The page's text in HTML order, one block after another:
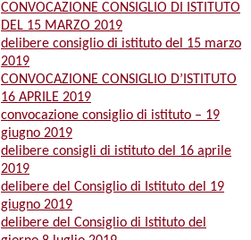
CONVOCAZIONE CONSIGLIO DI ISTITUTO
DEL 15 MARZO 2019
delibere consiglio di istituto del 15 marzo
2019
CONVOCAZIONE CONSIGLIO D’ISTITUTO
16 APRILE 2019
convocazione consiglio di istituto – 19
giugno 2019
delibere consigli di istituto del 16 aprile
2019
delibere del Consiglio di Istituto del 19
giugno 2019
delibere del Consiglio di Istituto del